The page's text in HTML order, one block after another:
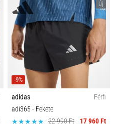
Új
-9%
adidas
Férfi
adi365- Fekete
22 990 Ft
17 960 Ft